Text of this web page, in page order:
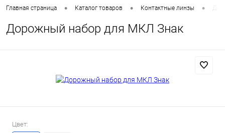
Главная страница • Каталог товаров • Контактные линзы •
Дорожный набор для МКЛ Знак
Цвет: